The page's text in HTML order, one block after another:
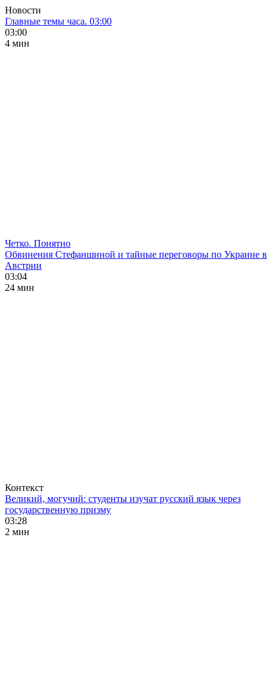
Новости
Главные темы часа. 03:00
03:00
4 мин
Четко. Понятно
Обвинения Стефаншиной и тайные переговоры по Украине в
Австрии
03:04
24 мин
Контекст
Великий, могучий: студенты изучат русский язык через
государственную призму
03:28
2 мин